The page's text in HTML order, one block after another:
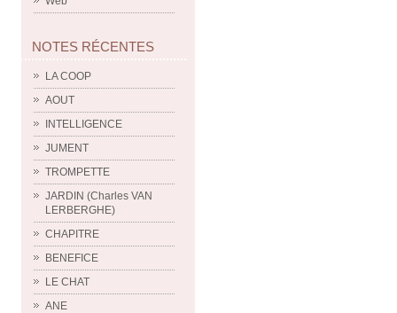
NOTES RÉCENTES
LA COOP
AOUT
INTELLIGENCE
JUMENT
TROMPETTE
JARDIN (Charles VAN
LERBERGHE)
CHAPITRE
BENEFICE
LE CHAT
ANE